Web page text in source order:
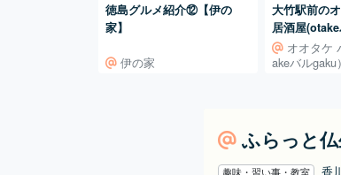
徳島グルメ紹介⑫【伊の
家】
伊の家
大竹駅前の
居酒屋
オオタケ
akeバルgaku）
ふらっと仏
趣味・習い事・教室 香